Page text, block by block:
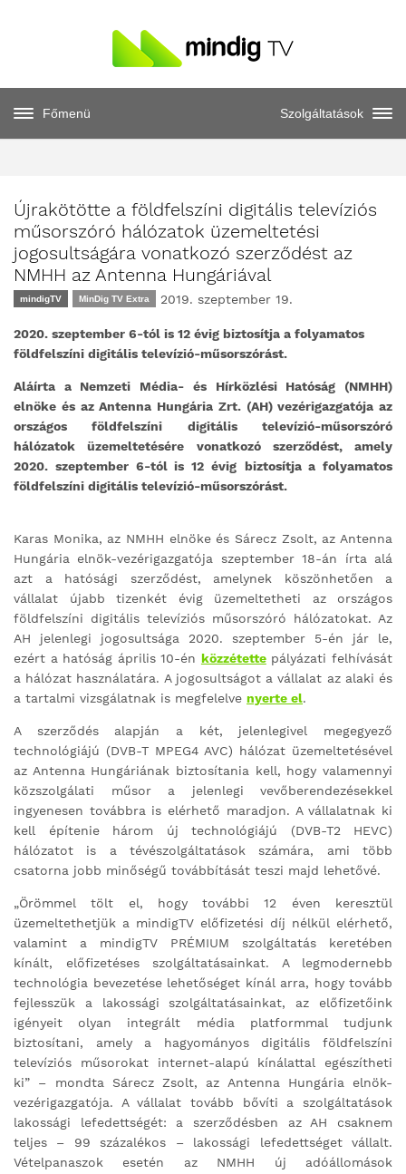
Főmenü Szolgáltatások
Újrakötötte a földfelszíni digitális televíziós
műsorszóró hálózatok üzemeltetési
jogosultságára vonatkozó szerződést az
NMHH az Antenna Hungáriával
mindigTV MinDig TV Extra 2019. szeptember 19.
2020. szeptember 6-tól is 12 évig biztosítja a folyamatos
földfelszíni digitális televízió-műsorszórást.
Aláírta a Nemzeti Média- és Hírközlési Hatóság (NMHH)
elnöke és az Antenna Hungária Zrt. (AH) vezérigazgatója az
országos földfelszíni digitális televízió-műsorszóró
hálózatok üzemeltetésére vonatkozó szerződést, amely
2020. szeptember 6-tól is 12 évig biztosítja a folyamatos
földfelszíni digitális televízió-műsorszórást.
Karas Monika, az NMHH elnöke és Sárecz Zsolt, az Antenna
Hungária elnök-vezérigazgatója szeptember 18-án írta alá
azt a hatósági szerződést, amelynek köszönhetően a
vállalat újabb tizenkét évig üzemeltetheti az országos
földfelszíni digitális televíziós műsorszóró hálózatokat. Az
AH jelenlegi jogosultsága 2020. szeptember 5-én jár le,
ezért a hatóság április 10-én közzétettepályázati felhívását
a hálózat használatára. A jogosultságot a vállalat az alaki és
a tartalmi vizsgálatnak is megfelelve nyerte el.
A szerződés alapján a két, jelenlegivel megegyező
technológiájú (DVB-T MPEG4 AVC) hálózat üzemeltetésével
az Antenna Hungáriának biztosítania kell, hogy valamennyi
közszolgálati műsor a jelenlegi vevőberendezésekkel
ingyenesen továbbra is elérhető maradjon. A vállalatnak ki
kell építenie három új technológiájú (DVB-T2 HEVC)
hálózatot is a tévészolgáltatások számára, ami több
csatorna jobb minőségű továbbítását teszi majd lehetővé.
„Örömmel tölt el, hogy további 12 éven keresztül
üzemeltethetjük a mindigTV előfizetési díj nélkül elérhető,
valamint a mindigTV PRÉMIUM szolgáltatás keretében
kínált, előfizetéses szolgáltatásainkat. A legmodernebb
technológia bevezetése lehetőséget kínál arra, hogy tovább
fejlesszük a lakossági szolgáltatásainkat, az előfizetőink
igényeit olyan integrált média platformmal tudjunk
biztosítani, amely a hagyományos digitális földfelszíni
televíziós műsorokat internet-alapú kínálattal egészítheti
ki” – mondta Sárecz Zsolt, az Antenna Hungária elnök-
vezérigazgatója. A vállalat tovább bővíti a szolgáltatások
lakossági lefedettségét: a szerződésben az AH csaknem
teljes – 99 százalékos – lakossági lefedettséget vállalt.
Vételpanaszok esetén az NMHH új adóállomások